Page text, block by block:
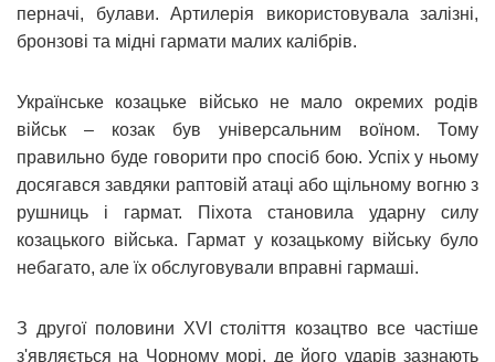
перначі, булави. Артилерія використовувала залізні,
бронзові та мідні гармати малих калібрів.
Українське козацьке військо не мало окремих родів
військ – козак був універсальним воїном. Тому
правильно буде говорити про спосіб бою. Успіх у ньому
досягався завдяки раптовій атаці або щільному вогню з
рушниць і гармат. Піхота становила ударну силу
козацького війська. Гармат у козацькому війську було
небагато, але їх обслуговували вправні гармаші.
З другої половини ХVI століття козацтво все частіше
з'являється на Чорному морі, де його ударів зазнають